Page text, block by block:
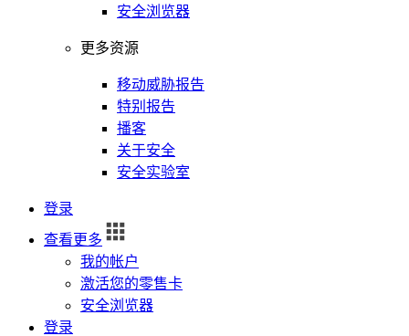
安全浏览器
更多资源
移动威胁报告
特别报告
播客
关于安全
安全实验室
登录
查看更多
我的帐户
激活您的零售卡
安全浏览器
登录